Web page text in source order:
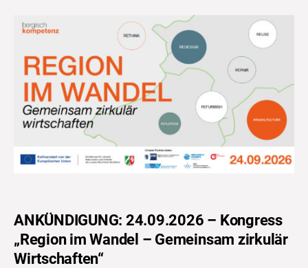
ANKÜNDIGUNG: 24.09.2026 – Kongress
„Region im Wandel – Gemeinsam zirkulär
Wirtschaften“